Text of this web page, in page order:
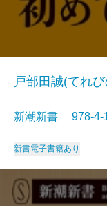
戸部田誠(てれ
新潮新書 978-
新書電子書籍あり